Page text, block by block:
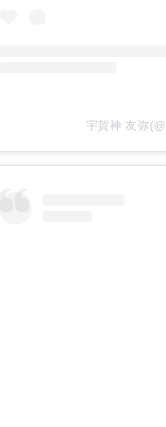
宇賀神 友弥